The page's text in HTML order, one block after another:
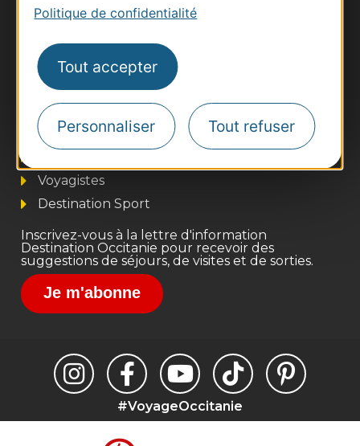
Politique de confidentialité
Tout accepter
Personnaliser Tout refuser
Thermalisme
Business/Mice
Pros d'Occitanie
Voyagistes
Destination Sport
Inscrivez-vous à la lettre d'information
Destination Occitanie pour recevoir des
suggestions de séjours, de visites et de sorties.
Je m'abonne
#VoyageOccitanie